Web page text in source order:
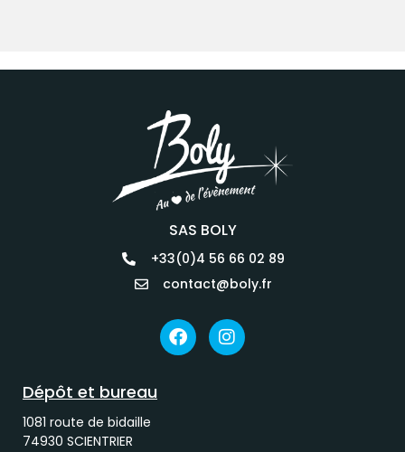
SAS BOLY
+33(0)4 56 66 02 89
contact@boly.fr
Dépôt et bureau
1081 route de bidaille
74930 SCIENTRIER